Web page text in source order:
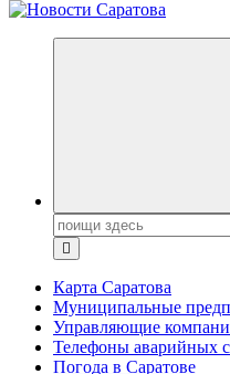
Поиск:
Карта Саратова
Муниципальные
Управляющие
Телефоны аварийных
Погода в Саратове